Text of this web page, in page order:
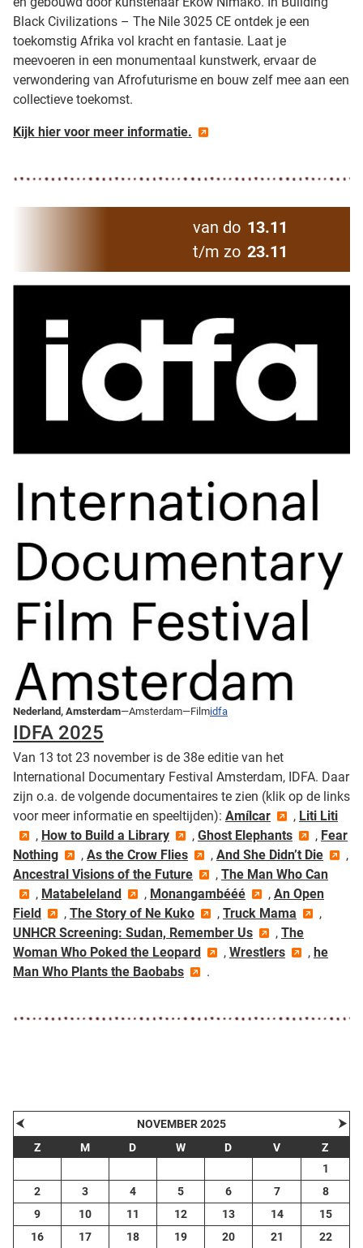
Black Civilizations – The Nile 3025 CE ontdek je een
toekomstig Afrika vol kracht en fantasie. Laat je
meevoeren in een monumentaal kunstwerk, ervaar de
verwondering van Afrofuturisme en bouw zelf mee aan een
collectieve toekomst.
Kijk hier voor meer informatie.
van do 13.11
t/m zo 23.11
Nederland, Amsterdam—Amsterdam—Filmidfa
IDFA 2025
Van 13 tot 23 november is de 38e editie van het
International Documentary Festival Amsterdam, IDFA. Daar
zijn o.a. de volgende documentaires te zien (klik op de links
voor meer informatie en speeltijden): Amílcar , Liti Liti
, How to Build a Library , Ghost Elephants , Fear
Nothing
, As the Crow Flies , And She Didn’t Die
,
Ancestral Visions of the Future
, The Man Who Can
, Matabeleland , Monangambééé , An Open
Field
, The Story of Ne Kuko , Truck Mama
,
UNHCR Screening: Sudan, Remember Us
, The
Woman Who Poked the Leopard
, Wrestlers , he
Man Who Plants the Baobabs
.
⮜ NOVEMBER 2025 ⮞
Z M D W D V
Z
1
2
3 4 5 6 7
8
9
10 11 12 13 14
15
16
17 18 19 20 21 22